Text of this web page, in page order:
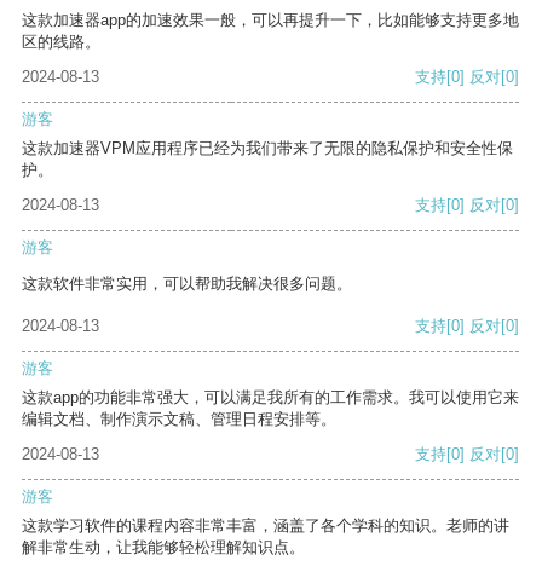
这款加速器app的加速效果一般，可以再提升一下，比如能够支持更多地
区的线路。
2024-08-13
支持[0] 反对[0]
游客
这款加速器VPM应用程序已经为我们带来了无限的隐私保护和安全性保
护。
2024-08-13
支持[0] 反对[0]
游客
这款软件非常实用，可以帮助我解决很多问题。
2024-08-13 支持[0] 反对[0]
游客
这款app的功能非常强大，可以满足我所有的工作需求。我可以使用它来
编辑文档、制作演示文稿、管理日程安排等。
2024-08-13
支持[0] 反对[0]
游客
这款学习软件的课程内容非常丰富，涵盖了各个学科的知识。老师的讲
解非常生动，让我能够轻松理解知识点。